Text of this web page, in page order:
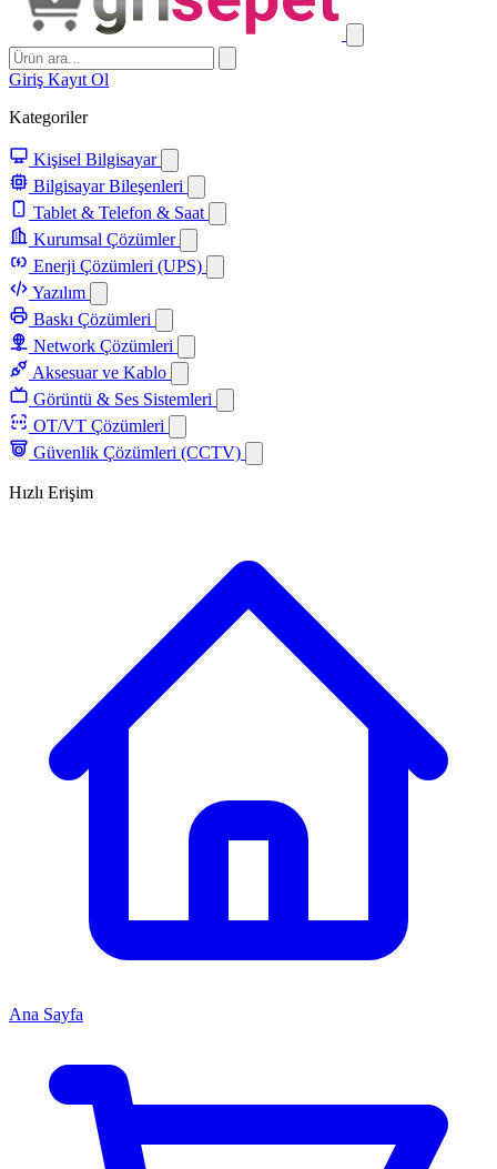
Giriş Kayıt Ol
Kategoriler
Kişisel Bilgisayar
Bilgisayar Bileşenleri
Tablet & Telefon & Saat
Kurumsal Çözümler
Enerji Çözümleri (UPS)
Yazılım
Baskı Çözümleri
Network Çözümleri
Aksesuar ve Kablo
Görüntü & Ses Sistemleri
OT/VT Çözümleri
Güvenlik Çözümleri (CCTV)
Hızlı Erişim
Ana Sayfa